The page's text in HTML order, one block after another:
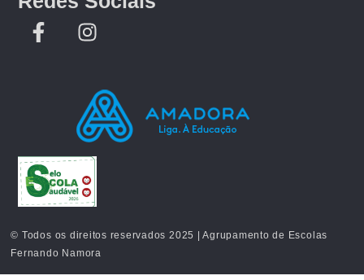
© Todos os direitos reservados 2025 | Agrupamento de Escolas
Fernando Namora